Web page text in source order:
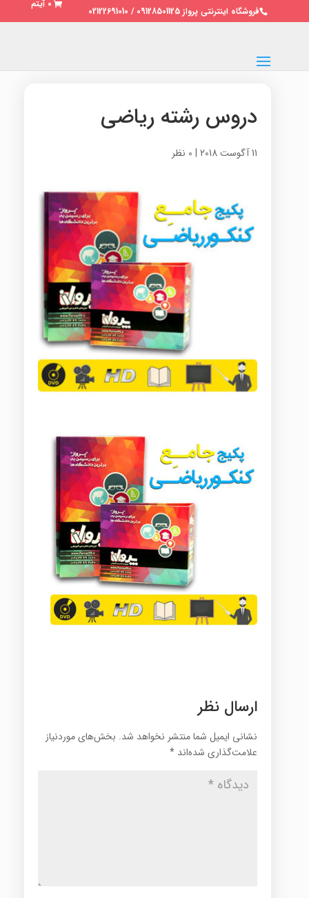
فروشگاه اینترنتی پرواز 09128501125 / 02122691010
0 آیتم
دروس رشته ریاضی
11 آگوست 2018 | 0 نظر
ارسال نظر
نشانی ایمیل شما منتشر نخواهد شد. بخش‌های موردنیاز
علامت‌گذاری شده‌اند *